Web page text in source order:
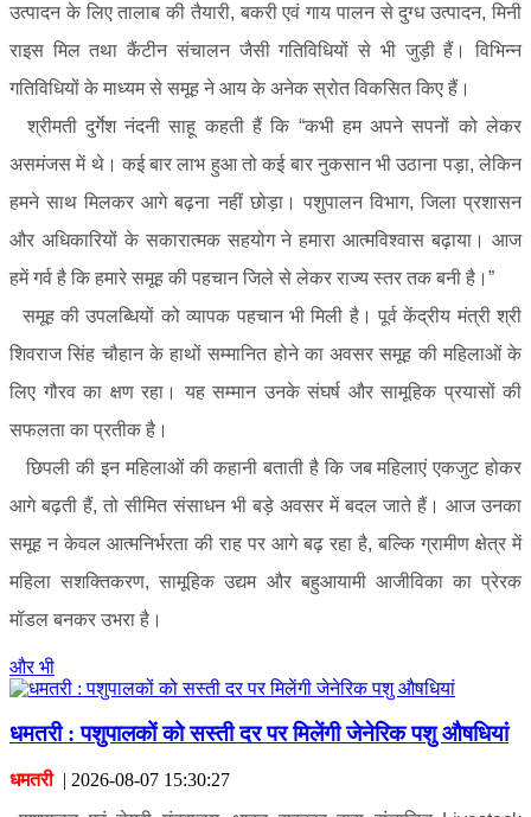
उत्पादन के लिए तालाब की तैयारी, बकरी एवं गाय पालन से दुग्ध उत्पादन, मिनी
राइस मिल तथा कैंटीन संचालन जैसी गतिविधियों से भी जुड़ी हैं। विभिन्न
गतिविधियों के माध्यम से समूह ने आय के अनेक स्रोत विकसित किए हैं।
श्रीमती दुर्गेश नंदनी साहू कहती हैं कि “कभी हम अपने सपनों को लेकर
असमंजस में थे। कई बार लाभ हुआ तो कई बार नुकसान भी उठाना पड़ा, लेकिन
हमने साथ मिलकर आगे बढ़ना नहीं छोड़ा। पशुपालन विभाग, जिला प्रशासन
और अधिकारियों के सकारात्मक सहयोग ने हमारा आत्मविश्वास बढ़ाया। आज
हमें गर्व है कि हमारे समूह की पहचान जिले से लेकर राज्य स्तर तक बनी है।”
समूह की उपलब्धियों को व्यापक पहचान भी मिली है। पूर्व केंद्रीय मंत्री श्री
शिवराज सिंह चौहान के हाथों सम्मानित होने का अवसर समूह की महिलाओं के
लिए गौरव का क्षण रहा। यह सम्मान उनके संघर्ष और सामूहिक प्रयासों की
सफलता का प्रतीक है।
छिपली की इन महिलाओं की कहानी बताती है कि जब महिलाएं एकजुट होकर
आगे बढ़ती हैं, तो सीमित संसाधन भी बड़े अवसर में बदल जाते हैं। आज उनका
समूह न केवल आत्मनिर्भरता की राह पर आगे बढ़ रहा है, बल्कि ग्रामीण क्षेत्र में
महिला सशक्तिकरण, सामूहिक उद्यम और बहुआयामी आजीविका का प्रेरक
मॉडल बनकर उभरा है।
और भी
धमतरी : पशुपालकों को सस्ती दर पर मिलेंगी जेनेरिक पशु औषधियां
धमतरी| 2026-08-07 15:30:27